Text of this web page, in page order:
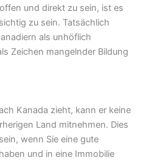
und direkt zu sein, ist es
zu sein. Tatsächlich
als unhöflich
Zeichen mangelnder Bildung
Kanada zieht, kann er keine
Land mitnehmen. Dies
wenn Sie eine gute
und in eine Immobilie